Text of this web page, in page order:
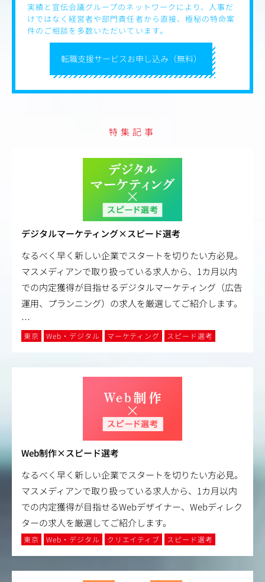
転職支援サービスお申し込み（無料）
実績と宣伝会議グループのネットワークにより、人事だ
けではなく経営者や部門責任者から直接、極秘の特命案
件のご相談を多数いただいています。
特集記事
デジタルマーケティング×スピード選考
なるべく早く新しい企業でスタートを切りたい方必見。
マスメディアンで取り扱っている求人から、1カ月以内
での内定獲得が目指せるデジタルマーケティング（広告
運用、プランニング）の求人を厳選してご紹介します。
…
東京 Web・デジタル マーケティング スピード選考
Web制作×スピード選考
なるべく早く新しい企業でスタートを切りたい方必見。
マスメディアンで取り扱っている求人から、1カ月以内
での内定獲得が目指せるWebデザイナー、Webディレク
ターの求人を厳選してご紹介します。
東京 Web・デジタル クリエイティブ スピード選考